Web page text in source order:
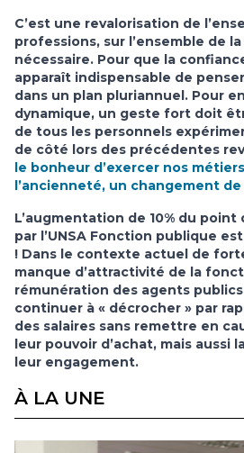
C’est une revalorisation de
professions, sur l’ensemble de
nécessaire. Pour que la
apparaît indispensable de
dans un plan pluriannuel. Pour
dynamique, un geste fort doit
de tous les personnels
de côté lors des précédentes
le bonheur d’exercer nos
l’ancienneté, un changement de
L’augmentation de 10% du point
par l’UNSA Fonction publique
! Dans le contexte actuel de
manque d’attractivité de la
rémunération des agents
continuer à « décrocher » par
des salaires sans remettre en
leur pouvoir d’achat, mais aussi
leur engagement.
À LA UNE